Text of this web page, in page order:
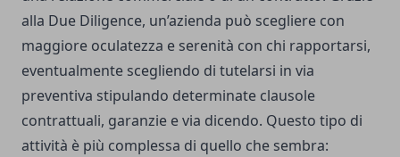
alla Due Diligence, un’azienda può scegliere con
maggiore oculatezza e serenità con chi rapportarsi,
eventualmente scegliendo di tutelarsi in via
preventiva stipulando determinate clausole
contrattuali, garanzie e via dicendo. Questo tipo di
attività è più complessa di quello che sembra: